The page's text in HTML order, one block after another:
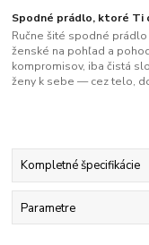
Spodné prádlo, ktoré Ti
Ručne šité spodné prádlo
ženské na pohľad a
kompromisov, iba čistá
ženy k sebe — cez telo,
Kompletné špecifikácie
Parametre